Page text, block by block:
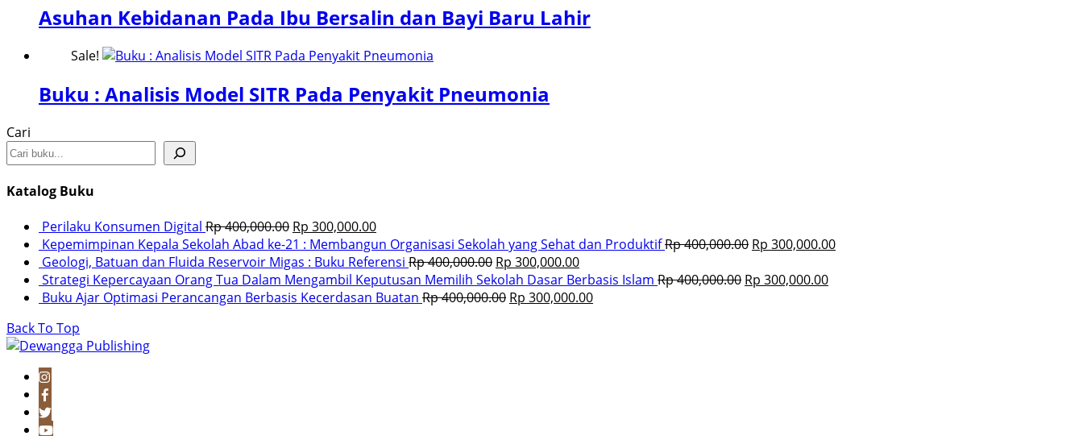
Asuhan Kebidanan Pada Ibu Bersalin dan Bayi Baru Lahir
Sale!
Buku : Analisis Model SITR Pada Penyakit Pneumonia
Cari
Katalog Buku
Perilaku Konsumen Digital Rp400,000.00 Rp 300,000.00
Kepemimpinan Kepala Sekolah Abad ke-21 : Membangun Organisasi Sekolah yang Sehat dan ProduktifRp400,000.00 Rp 300,000.00
Geologi, Batuan dan Fluida Reservoir Migas : Buku Referensi Rp400,000.00 Rp 300,000.00
Strategi Kepercayaan Orang Tua Dalam Mengambil Keputusan Memilih Sekolah Dasar Berbasis Islam Rp400,000.00 Rp 300,000.00
Buku Ajar Optimasi Perancangan Berbasis Kecerdasan Buatan Rp400,000.00 Rp 300,000.00
Back To Top